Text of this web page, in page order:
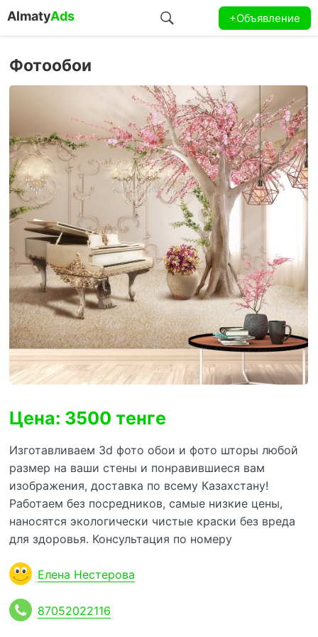
AlmatyAds +Объявление
Фотообои
Цена: 3500 тенге
Изготавливаем 3d фото обои и фото шторы любой
размер на ваши стены и понравившиеся вам
изображения, доставка по всему Казахстану!
Работаем без посредников, самые низкие цены,
наносятся экологически чистые краски без вреда
для здоровья. Консультация по номеру
Елена Нестерова
87052022116